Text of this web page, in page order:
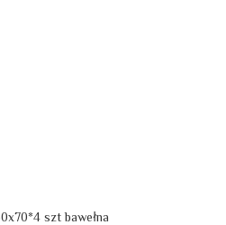
szt bawełna